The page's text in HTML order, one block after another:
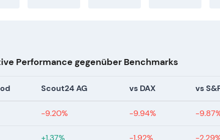
Performance gegenüber Benchmarks
Scout24 AG vs DAX vs
-9.20% -9.94% -
+1.37% -1.92% -